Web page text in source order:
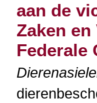
aan de
Zaken
Federale